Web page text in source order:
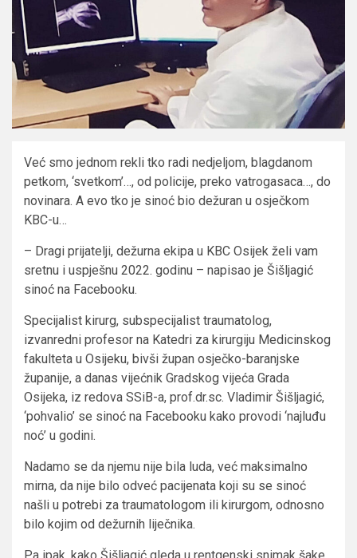
Već smo jednom rekli tko radi nedjeljom, blagdanom
petkom, ‘svetkom’…, od policije, preko vatrogasaca…, do
novinara. A evo tko je sinoć bio dežuran u osječkom
KBC-u…
– Dragi prijatelji, dežurna ekipa u KBC Osijek želi vam
sretnu i uspješnu 2022. godinu – napisao je Šišljagić
sinoć na Facebooku.
Specijalist kirurg, subspecijalist traumatolog,
izvanredni profesor na Katedri za kirurgiju Medicinskog
fakulteta u Osijeku, bivši župan osječko-baranjske
županije, a danas vijećnik Gradskog vijeća Grada
Osijeka, iz redova SSiB-a, prof.dr.sc. Vladimir Šišljagić,
‘pohvalio’ se sinoć na Facebooku kako provodi ‘najluđu
noć’ u godini.
Nadamo se da njemu nije bila luda, već maksimalno
mirna, da nije bilo odveć pacijenata koji su se sinoć
našli u potrebi za traumatologom ili kirurgom, odnosno
bilo kojim od dežurnih liječnika.